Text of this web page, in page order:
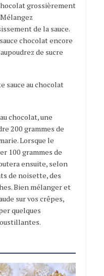
grossièrement
de la sauce.
chocolat encore
de sucre
sauce au chocolat
chocolat, une
200 grammes de
Lorsque le
100 grammes de
ensuite, selon
de noisette, des
Bien mélanger et
sur vos crêpes,
quelques